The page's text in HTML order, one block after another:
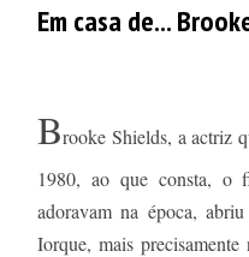
Em casa de...
Brooke Shields, a actriz
1980, ao que consta, o
adoravam na época,
Iorque, mais